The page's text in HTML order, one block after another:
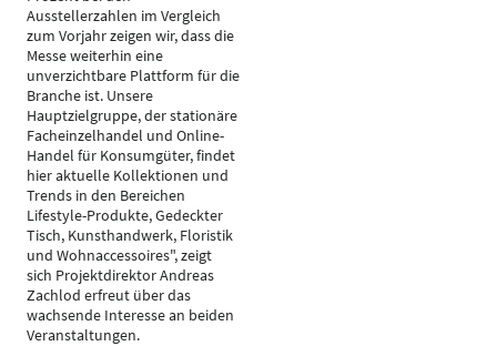
Ausstellerzahlen im Vergleich
zum Vorjahr zeigen wir, dass die
Messe weiterhin eine
unverzichtbare Plattform für die
Branche ist. Unsere
Hauptzielgruppe, der stationäre
Facheinzelhandel und Online-
Handel für Konsumgüter, findet
hier aktuelle Kollektionen und
Trends in den Bereichen
Lifestyle-Produkte, Gedeckter
Tisch, Kunsthandwerk, Floristik
und Wohnaccessoires", zeigt
sich Projektdirektor Andreas
Zachlod erfreut über das
wachsende Interesse an beiden
Veranstaltungen.